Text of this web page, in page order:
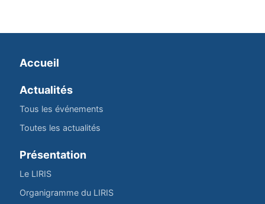
Accueil
Actualités
Tous les événements
Toutes les actualités
Présentation
Le LIRIS
Organigramme du LIRIS